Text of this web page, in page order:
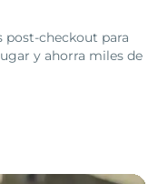
post-checkout para
y ahorra miles de